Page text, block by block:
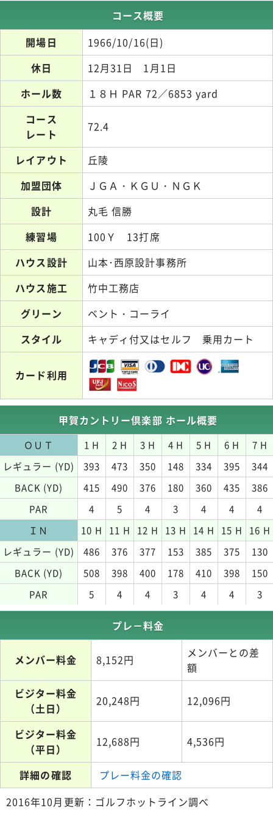
コース概要
開場日
1966/10/16(日)
休日
12月31日 1月1日
ホール数
１８Ｈ PAR 72／6853 yard
コース
レート
72.4
レイアウト
丘陵
加盟団体
ＪＧＡ・ＫＧＵ・ＮＧＫ
設計
丸毛 信勝
練習場
100Ｙ 13打席
ハウス設計
山本･西原設計事務所
ハウス施工
竹中工務店
グリーン
ベント・コーライ
スタイル
キャディ付又はセルフ 乗用カート
カード利用
甲賀カントリー倶楽部 ホール概要
ＯＵＴ 1 H 2 H 3 H 4 H 5 H 6 H
7 H
レギュラー (YD)
393 473 350 148 334 395
344
BACK (YD)
415 490 376 180 360 435
386
PAR
4 5 4 3 4 4
4
ＩＮ
10 H 11 H 12 H 13 H 14 H 15 H
16 H
レギュラー (YD)
486 376 377 153 385 375
130
BACK (YD)
508 398 400 178 410 398
150
PAR
5 4 4 3 4 4 3
プレ－料金
メンバー料金 8,152円
メンバーとの差
額
ビジター料金
（土日）
20,248円 12,096円
ビジター料金
（平日）
12,688円 4,536円
詳細の確認
プレー料金の確認
2016年10月更新：ゴルフホットライン調べ